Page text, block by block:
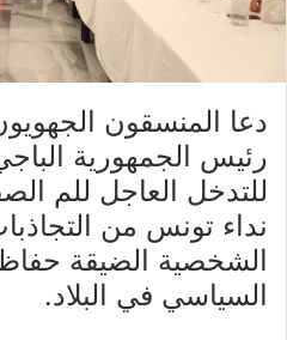
دعا المنسقون
رئيس الجمهورية
للتدخل العاجل للم
نداء تونس من
الشخصية الضيقة
السياسي في البلاد.